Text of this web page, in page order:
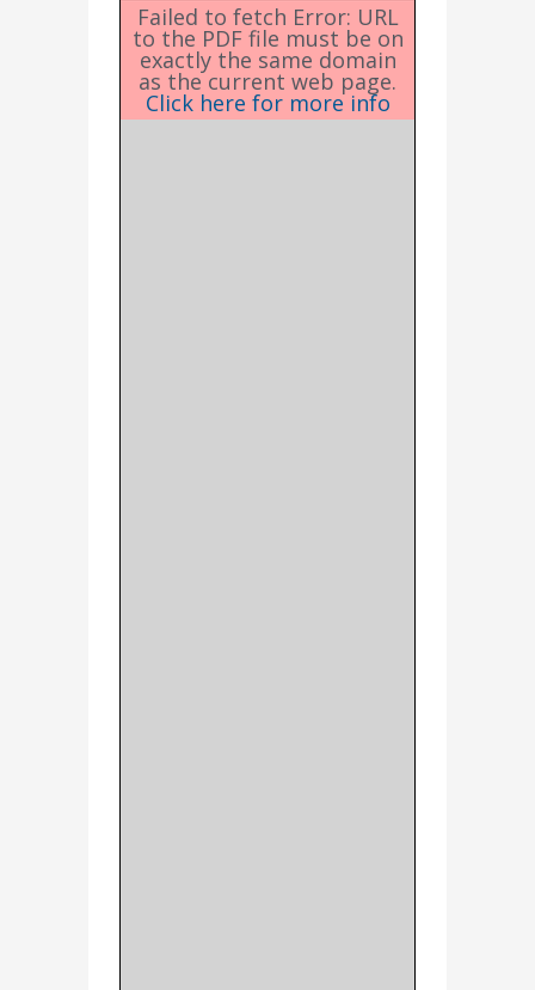
Failed to fetch Error: URL
to the PDF file must be on
exactly the same domain
as the current web page.
Click here for more info